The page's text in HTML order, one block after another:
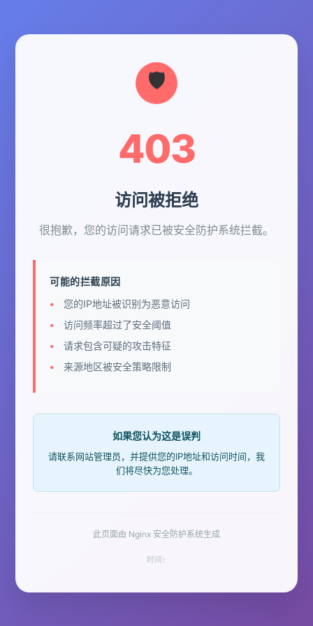
403
访问被拒绝
很抱歉，您的访问请求已被安全防护系统拦截。
可能的拦截原因
您的IP地址被识别为恶意访问
访问频率超过了安全阈值
请求包含可疑的攻击特征
来源地区被安全策略限制
如果您认为这是误判
请联系网站管理员，并提供您的IP地址和访问时间，我
们将尽快为您处理。
此页面由 Nginx 安全防护系统生成
时间: